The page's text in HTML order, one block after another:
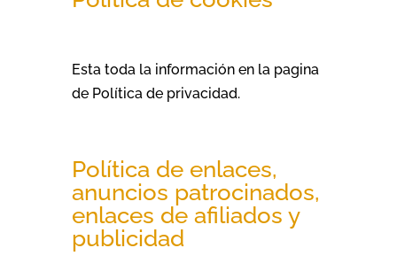
Esta toda la información en la pagina
de Política de privacidad.
Política de enlaces,
anuncios patrocinados,
enlaces de afiliados y
publicidad